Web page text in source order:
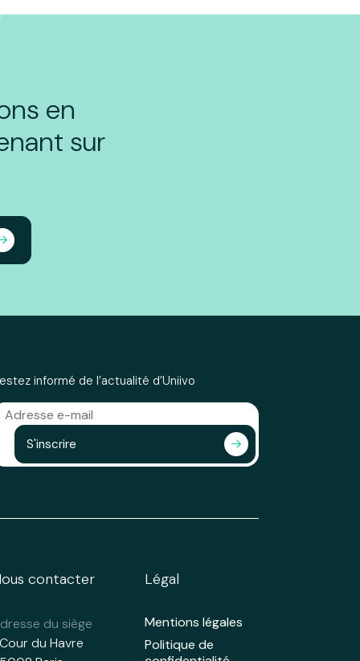
en
sur
informé de l’actualité d’Uniivo
S'inscrire
contacter
du siège
du Havre
Légal
Mentions légales
Politique de